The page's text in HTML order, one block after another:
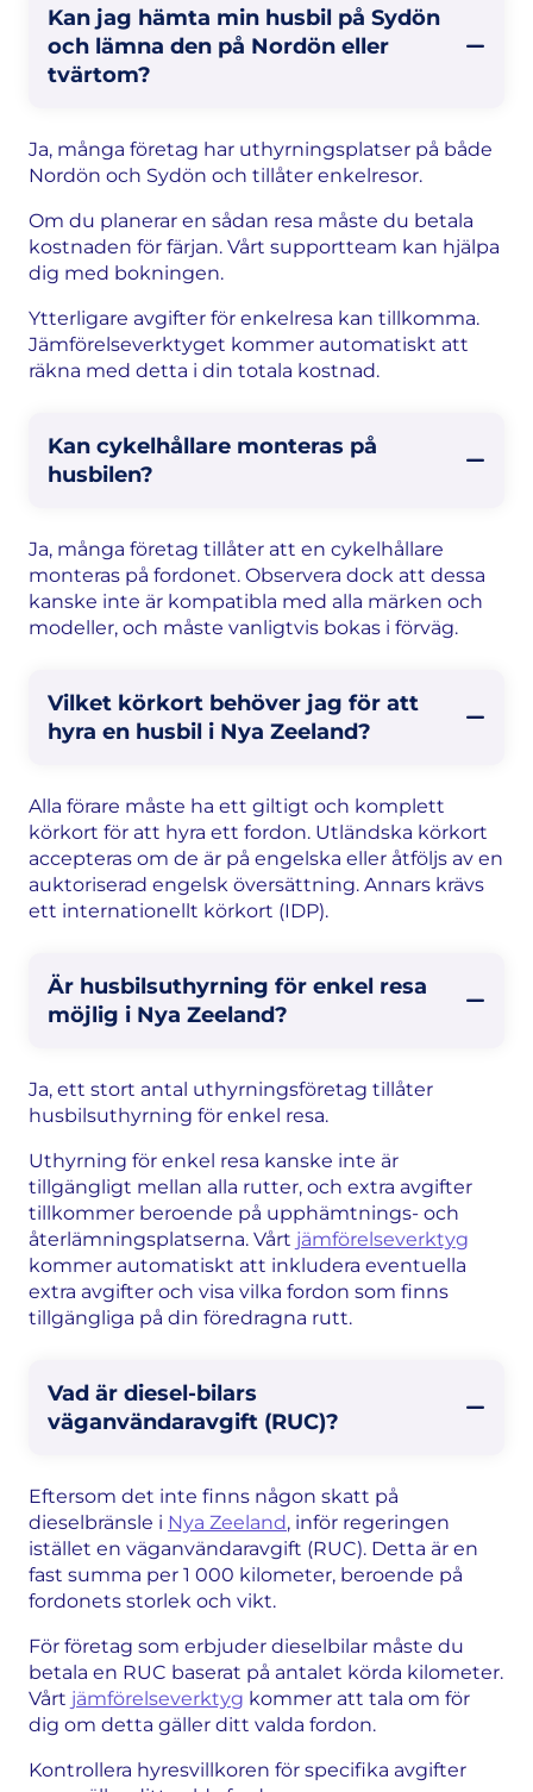
Kan jag hämta min husbil på Sydön
och lämna den på Nordön eller
tvärtom?
Ja, många företag har uthyrningsplatser på både
Nordön och Sydön och tillåter enkelresor.
Om du planerar en sådan resa måste du betala
kostnaden för färjan. Vårt supportteam kan hjälpa
dig med bokningen.
Ytterligare avgifter för enkelresa kan tillkomma.
Jämförelseverktyget kommer automatiskt att
räkna med detta i din totala kostnad.
Kan cykelhållare monteras på
husbilen?
Ja, många företag tillåter att en cykelhållare
monteras på fordonet. Observera dock att dessa
kanske inte är kompatibla med alla märken och
modeller, och måste vanligtvis bokas i förväg.
Vilket körkort behöver jag för att
hyra en husbil i Nya Zeeland?
Alla förare måste ha ett giltigt och komplett
körkort för att hyra ett fordon. Utländska körkort
accepteras om de är på engelska eller åtföljs av en
auktoriserad engelsk översättning. Annars krävs
ett internationellt körkort (IDP).
Är husbilsuthyrning för enkel resa
möjlig i Nya Zeeland?
Ja, ett stort antal uthyrningsföretag tillåter
husbilsuthyrning för enkel resa.
Uthyrning för enkel resa kanske inte är
tillgängligt mellan alla rutter, och extra avgifter
tillkommer beroende på upphämtnings- och
återlämningsplatserna. Vårt jämförelseverktyg
kommer automatiskt att inkludera eventuella
extra avgifter och visa vilka fordon som finns
tillgängliga på din föredragna rutt.
Vad är diesel-bilars
väganvändaravgift (RUC)?
Eftersom det inte finns någon skatt på
dieselbränsle i Nya Zeeland, inför regeringen
istället en väganvändaravgift (RUC). Detta är en
fast summa per 1 000 kilometer, beroende på
fordonets storlek och vikt.
För företag som erbjuder dieselbilar måste du
betala en RUC baserat på antalet körda kilometer.
Vårt jämförelseverktyg kommer att tala om för
dig om detta gäller ditt valda fordon.
Kontrollera hyresvillkoren för specifika avgifter